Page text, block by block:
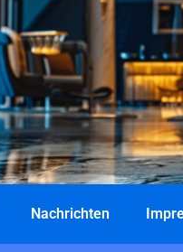
Nachrichten